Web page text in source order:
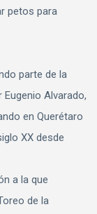
petos para
parte de la
Alvarado,
en Querétaro
XX desde
a la que
de la